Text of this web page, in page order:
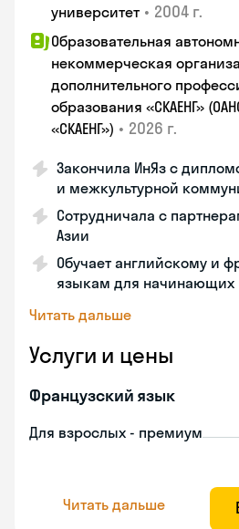
университет • 2004 г.
Образовательная
некоммерческая
дополнительного
образования «СКАЕНГ»
«СКАЕНГ») • 2026 г.
Закончила ИнЯз с
и межкультурной
Сотрудничала с
Азии
Обучает английскому и
языкам для начинающих
Читать дальше
Услуги и цены
Французский язык
Для взрослых - премиум
Читать дальше